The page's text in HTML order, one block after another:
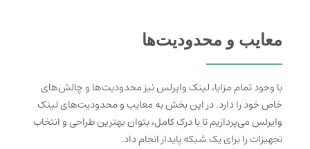
معایب و محدودیت‌ها
با وجود تمام مزایا، لینک وایرلس نیز محدودیت‌ها و چالش‌های
خاص خود را دارد. در این بخش به معایب و محدودیت‌های لینک
وایرلس می‌پردازیم تا با درک کامل، بتوان بهترین طراحی و انتخاب
تجهیزات را برای یک شبکه پایدار انجام داد.